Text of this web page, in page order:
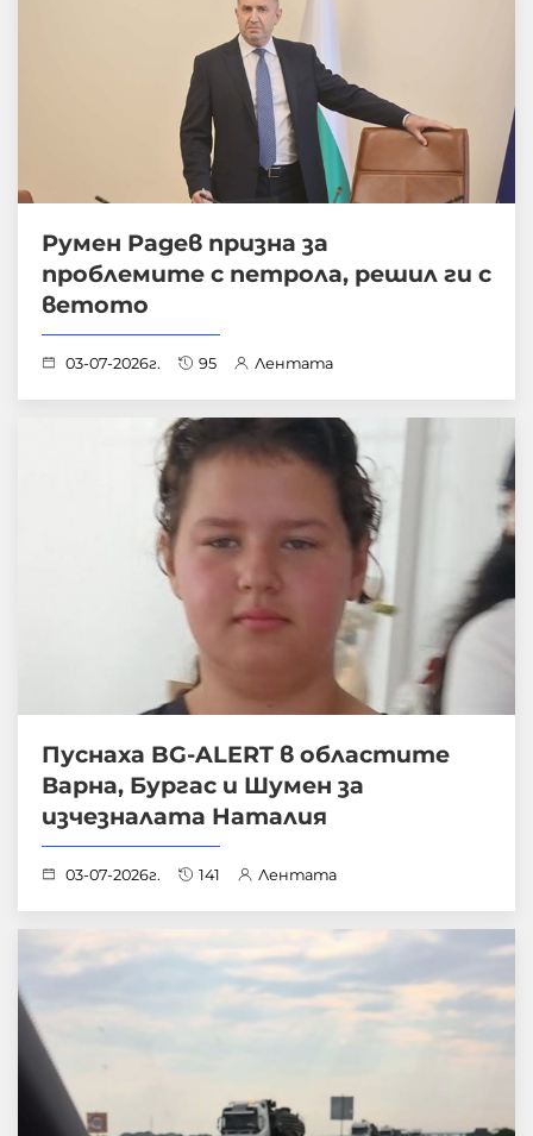
Румен Радев призна за
проблемите с петрола, решил ги с
ветото
03-07-2026г. 95 Лентата
Пуснаха BG-ALERT в областите
Варна, Бургас и Шумен за
изчезналата Наталия
03-07-2026г. 141 Лентата